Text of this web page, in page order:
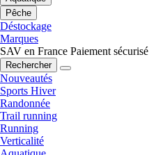
Pêche
Déstockage
Marques
SAV en France Paiement sécurisé
Rechercher
Nouveautés
Sports Hiver
Randonnée
Trail running
Running
Verticalité